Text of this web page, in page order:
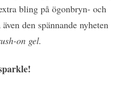
bling på ögonbryn- och
den spännande nyheten
on gel.